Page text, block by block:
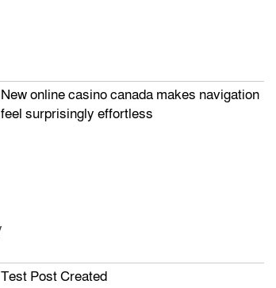
New online casino canada makes navigation
feel surprisingly effortless
Test Post Created